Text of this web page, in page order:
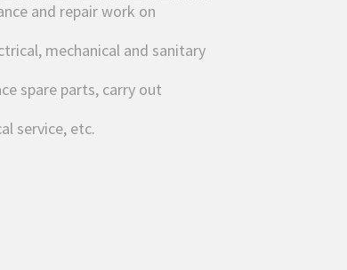
and repair work on
mechanical and sanitary
spare parts, carry out
service, etc.